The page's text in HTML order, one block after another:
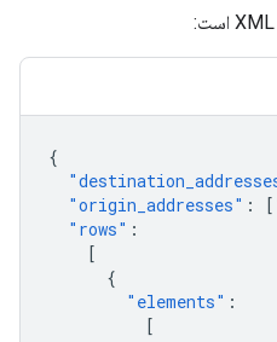
{
"origin_addresses" : [
"rows" :
[
{
"elements" :
[